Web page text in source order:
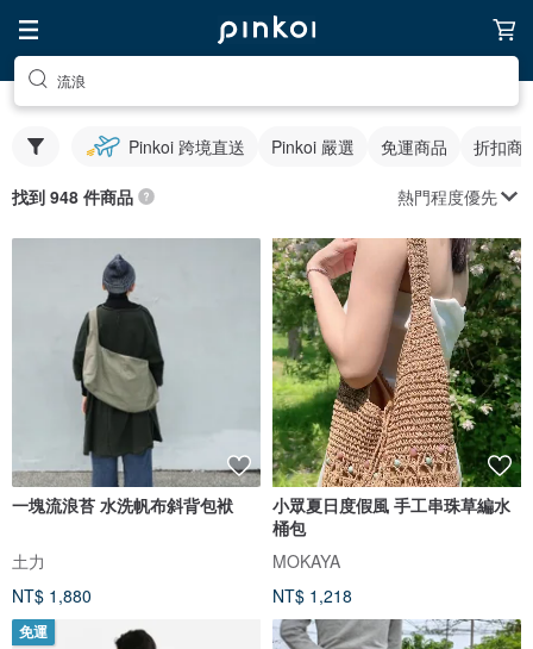
流浪
Pinkoi 跨境直送 Pinkoi 嚴選 免運商品 折扣商
找到 948 件商品 熱門程度優先
一塊流浪苔 水洗帆布斜背包袱
土力
NT$ 1,880
小眾夏日度假風 手工串珠草編水
桶包
MOKAYA
NT$ 1,218
免運